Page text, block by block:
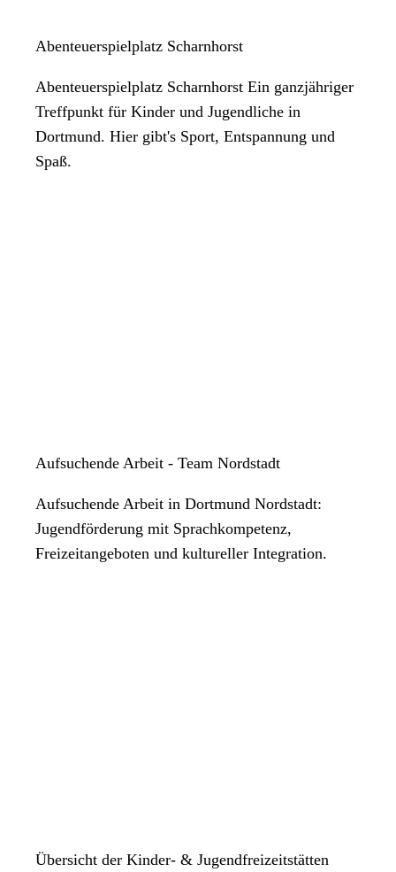
Donnerstag
16:00 Uhr
bis 20:00 Uhr
16:00 Uhr
Geschlossen
Abenteuerspielplatz Scharnhorst
Abenteuerspielplatz Scharnhorst Ein ganzjähriger
Treffpunkt für Kinder und Jugendliche in
Dortmund. Hier gibt's Sport, Entspannung und
Spaß.
Aufsuchende Arbeit - Team Nordstadt
Aufsuchende Arbeit in Dortmund Nordstadt:
Jugendförderung mit Sprachkompetenz,
Freizeitangeboten und kultureller Integration.
Übersicht der Kinder- & Jugendfreizeitstätten